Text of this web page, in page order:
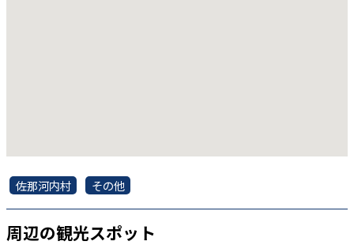
佐那河内村 その他
周辺の観光スポット